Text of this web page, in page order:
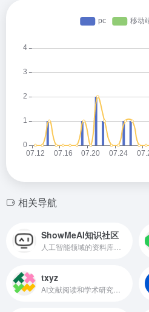
相关导航
ShowMeAI知识社区
txyz